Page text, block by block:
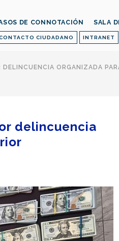
CIUDADANO INTRANET
DE CONNOTACIÓN SALA
ORGANIZADA
delincuencia